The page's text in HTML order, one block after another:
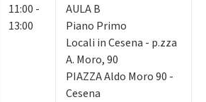
11:00 -
13:00
AULA B
Piano Primo
Locali in Cesena - p.zza
A. Moro, 90
PIAZZA Aldo Moro 90 -
Cesena